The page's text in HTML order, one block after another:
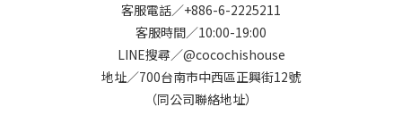
客服電話／+886-6-2225211
客服時間／10:00-19:00
LINE搜尋／@cocochishouse
地址／700台南市中西區正興街12號
（同公司聯絡地址）